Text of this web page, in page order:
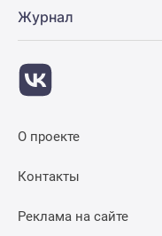
Журнал
О проекте
Контакты
Реклама на сайте